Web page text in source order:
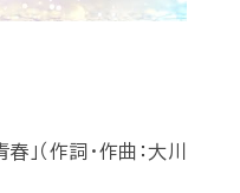
（作詞・作曲：大川